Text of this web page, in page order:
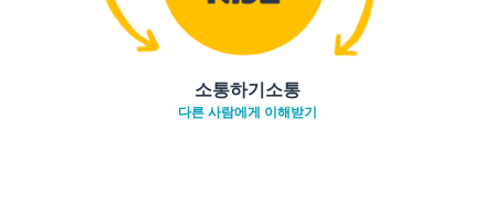
소통하기소통
다른 사람에게 이해받기